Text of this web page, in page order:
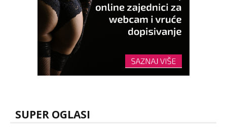
SUPER OGLASI